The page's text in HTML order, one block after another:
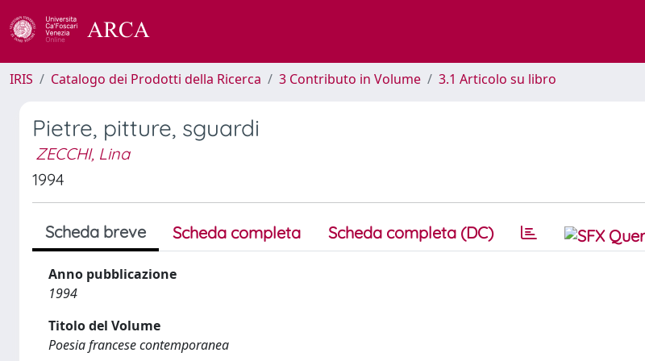
IRIS Catalogo dei Prodotti della Ricerca 3 Contributo in Volume 3.1 Articolo su libro
Pietre, pitture, sguardi
ZECCHI, Lina
1994
Scheda breve Scheda completa Scheda completa (DC)
Anno pubblicazione
1994
Titolo del Volume
Poesia francese contemporanea